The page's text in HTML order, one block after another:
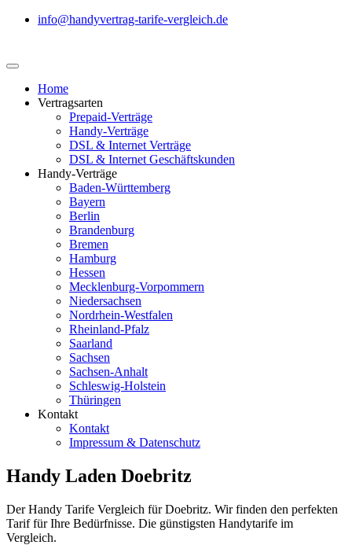
info@handyvertrag-tarife-vergleich.de
Home
Vertragsarten
Prepaid-Verträge
Handy-Verträge
DSL & Internet Verträge
DSL & Internet Geschäftskunden
Handy-Verträge
Baden-Württemberg
Bayern
Berlin
Brandenburg
Bremen
Hamburg
Hessen
Mecklenburg-Vorpommern
Niedersachsen
Nordrhein-Westfalen
Rheinland-Pfalz
Saarland
Sachsen
Sachsen-Anhalt
Schleswig-Holstein
Thüringen
Kontakt
Kontakt
Impressum & Datenschutz
Handy Laden Doebritz
Der Handy Tarife Vergleich für Doebritz. Wir finden den perfekten
Tarif für Ihre Bedürfnisse. Die günstigsten Handytarife im
Vergleich.